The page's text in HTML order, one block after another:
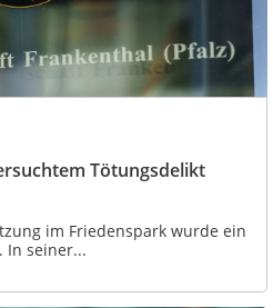
Tötungsdelikt
im Friedenspark wurde ein
In seiner...